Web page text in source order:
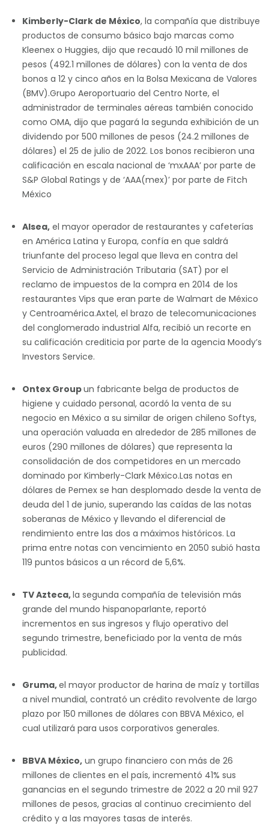
Kimberly-Clark de México, la compañía que distribuye
productos de consumo básico bajo marcas como
Kleenex o Huggies, dijo que recaudó 10 mil millones de
pesos (492.1 millones de dólares) con la venta de dos
bonos a 12 y cinco años en la Bolsa Mexicana de Valores
(BMV).Grupo Aeroportuario del Centro Norte, el
administrador de terminales aéreas también conocido
como OMA, dijo que pagará la segunda exhibición de un
dividendo por 500 millones de pesos (24.2 millones de
dólares) el 25 de julio de 2022. Los bonos recibieron una
calificación en escala nacional de ‘mxAAA’ por parte de
S&P Global Ratings y de ‘AAA(mex)’ por parte de Fitch
México
Alsea, el mayor operador de restaurantes y cafeterías
en América Latina y Europa, confía en que saldrá
triunfante del proceso legal que lleva en contra del
Servicio de Administración Tributaria (SAT) por el
reclamo de impuestos de la compra en 2014 de los
restaurantes Vips que eran parte de Walmart de México
y Centroamérica.Axtel, el brazo de telecomunicaciones
del conglomerado industrial Alfa, recibió un recorte en
su calificación crediticia por parte de la agencia Moody’s
Investors Service.
Ontex Groupun fabricante belga de productos de
higiene y cuidado personal, acordó la venta de su
negocio en México a su similar de origen chileno Softys,
una operación valuada en alrededor de 285 millones de
euros (290 millones de dólares) que representa la
consolidación de dos competidores en un mercado
dominado por Kimberly-Clark México.Las notas en
dólares de Pemex se han desplomado desde la venta de
deuda del 1 de junio, superando las caídas de las notas
soberanas de México y llevando el diferencial de
rendimiento entre las dos a máximos históricos. La
prima entre notas con vencimiento en 2050 subió hasta
119 puntos básicos a un récord de 5,6%.
TV Azteca,la segunda compañía de televisión más
grande del mundo hispanoparlante, reportó
incrementos en sus ingresos y flujo operativo del
segundo trimestre, beneficiado por la venta de más
publicidad.
Gruma,el mayor productor de harina de maíz y tortillas
a nivel mundial, contrató un crédito revolvente de largo
plazo por 150 millones de dólares con BBVA México, el
cual utilizará para usos corporativos generales.
BBVA México, un grupo financiero con más de 26
millones de clientes en el país, incrementó 41% sus
ganancias en el segundo trimestre de 2022 a 20 mil 927
millones de pesos, gracias al continuo crecimiento del
crédito y a las mayores tasas de interés.